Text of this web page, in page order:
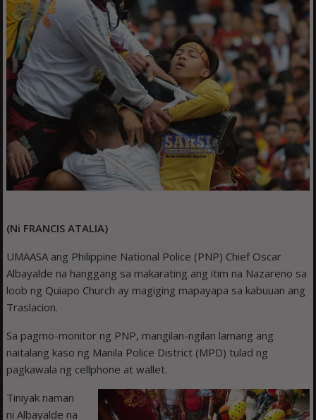
(Ni FRANCIS ATALIA)
UMAASA ang Philippine National Police (PNP) Chief Oscar
Albayalde na hanggang sa makarating ang itim na Nazareno sa
loob ng Quiapo Church ay magiging mapayapa sa kabuuan ang
Traslacion.
Sa pagmo-monitor ng PNP, mangilan-ngilan lamang ang
naitalang kaso ng Manila Police District (MPD) tulad ng
pagkawala ng cellphone at wallet.
Tiniyak naman
ni Albayalde na